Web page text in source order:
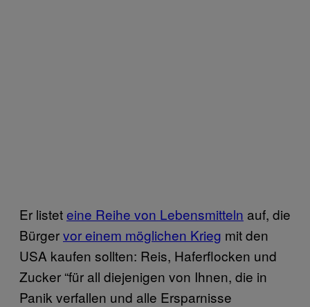
Er listeteine Reihe von Lebensmitteln auf, die
Bürgervor einem möglichen Krieg mit den
USA kaufen sollten: Reis, Haferflocken und
Zucker “für all diejenigen von Ihnen, die in
Panik verfallen und alle Ersparnisse